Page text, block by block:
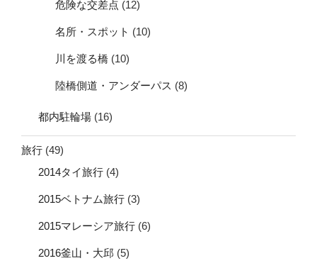
危険な交差点 (12)
名所・スポット (10)
川を渡る橋 (10)
陸橋側道・アンダーパス (8)
都内駐輪場 (16)
旅行 (49)
2014タイ旅行 (4)
2015ベトナム旅行 (3)
2015マレーシア旅行 (6)
2016釜山・大邱 (5)